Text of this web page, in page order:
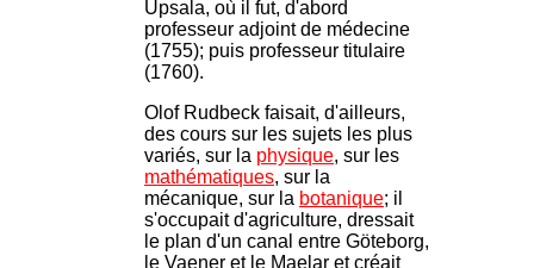
Upsala, où il fut, d'abord
professeur adjoint de médecine
(1755); puis professeur titulaire
(1760).
Olof Rudbeck faisait, d'ailleurs,
des cours sur les sujets les plus
variés, sur la physique, sur les
mathématiques, sur la
mécanique, sur la botanique; il
s'occupait d'agriculture, dressait
le plan d'un canal entre Göteborg,
le Vaener et le Maelar et créait